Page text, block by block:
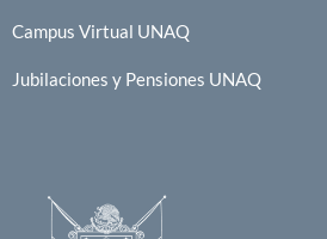
Campus Virtual UNAQ
Jubilaciones y Pensiones UNAQ